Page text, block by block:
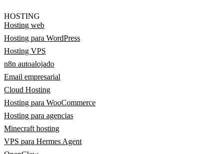
HOSTING
Hosting web
Hosting para WordPress
Hosting VPS
n8n autoalojado
Email empresarial
Cloud Hosting
Hosting para WooCommerce
Hosting para agencias
Minecraft hosting
VPS para Hermes Agent